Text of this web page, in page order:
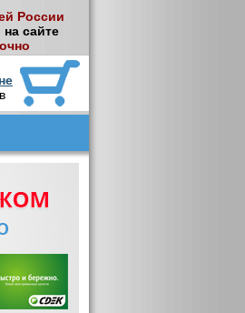
России
сайте